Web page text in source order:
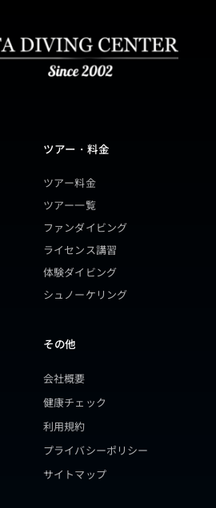
ツアー・料金
ツアー料金
ツアー一覧
ファンダイビング
ライセンス講習
体験ダイビング
シュノーケリング
その他
会社概要
健康チェック
利用規約
プライバシーポリシー
サイトマップ